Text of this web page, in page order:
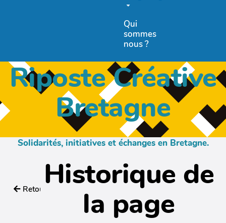
Qui
sommes
nous ?
Riposte Créative
Bretagne
Solidarités, initiatives et échanges en Bretagne.
Retour Historique de
la page